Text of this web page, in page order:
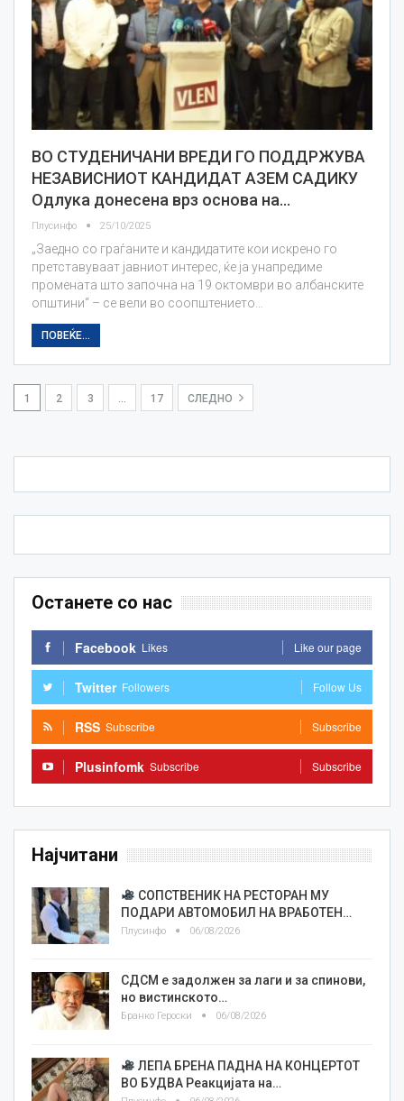
ВО СТУДЕНИЧАНИ ВРЕДИ ГО ПОДДРЖУВА
НЕЗАВИСНИОТ КАНДИДАТ АЗЕМ САДИКУ
Одлука донесена врз основа на…
Плусинфо 25/10/2025
„Заедно со граѓаните и кандидатите кои искрено го
претставуваат јавниот интерес, ќе ја унапредиме
промената што започна на 19 октомври во албанските
општини“ – се вели во соопштението…
ПОВЕЌЕ...
1 2 3 17 СЛЕДНО
Останете со нас
Facebook Likes Like our page
Twitter Followers Follow Us
RSS Subscribe Subscribe
Plusinfomk Subscribe Subscribe
Најчитани
СОПСТВЕНИК НА РЕСТОРАН МУ
ПОДАРИ АВТОМОБИЛ НА ВРАБОТЕН…
Плусинфо 06/08/2026
СДСМ е задолжен за лаги и за спинови,
но вистинското…
Бранко Героски 06/08/2026
ЛЕПА БРЕНА ПАДНА НА КОНЦЕРТОТ
ВО БУДВА Реакцијата на…